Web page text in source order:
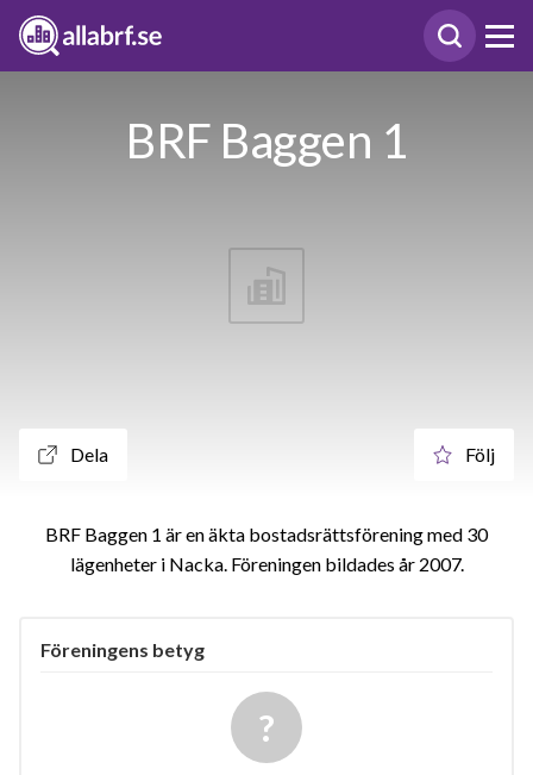
BRF Baggen 1
Dela Följ
BRF Baggen 1 är en äkta bostadsrättsförening med 30
lägenheter i Nacka. Föreningen bildades år 2007
Föreningens betyg